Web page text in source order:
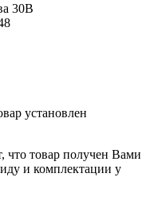
30В
установлен
что товар получен Вами
и комплектации у